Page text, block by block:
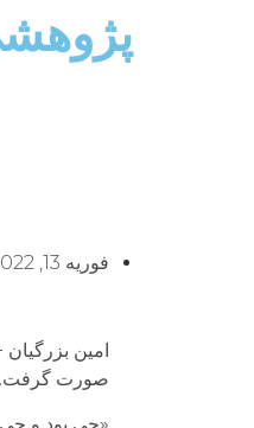
پژوهشی در
فوریه 13, 2022
صورت گرفت.